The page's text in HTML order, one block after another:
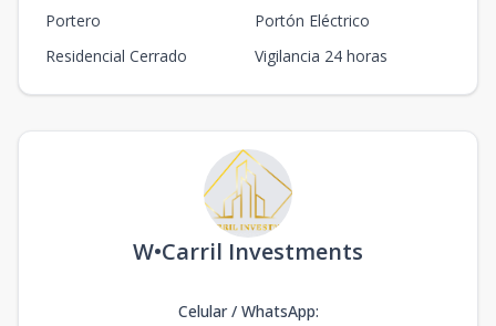
Portero
Portón Eléctrico
Residencial Cerrado
Vigilancia 24 horas
W•Carril Investments
Celular / WhatsApp: